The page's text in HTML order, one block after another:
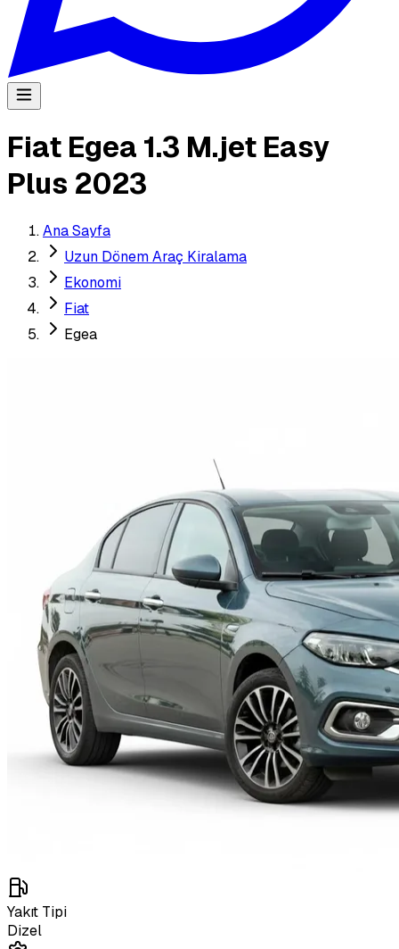
Fiat Egea 1.3 M.jet Easy
Plus 2023
Ana Sayfa
Uzun Dönem Araç Kiralama
Ekonomi
Fiat
Egea
Yakıt Tipi
Dizel